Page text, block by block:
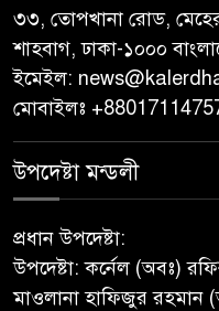
৩৩, তোপখানা রোড,
শাহবাগ, ঢাকা-১০০০
ইমেইল:
মোবাইলঃ
উপদেষ্টা মন্ডলী
প্রধান উপদেষ্টা:
উপদেষ্টা: কর্নেল (অবঃ)
মাওলানা হাফিজুর রহমান